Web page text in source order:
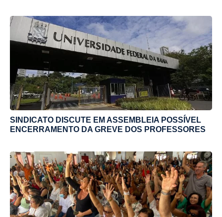
SINDICATO DISCUTE EM ASSEMBLEIA POSSÍVEL
ENCERRAMENTO DA GREVE DOS PROFESSORES